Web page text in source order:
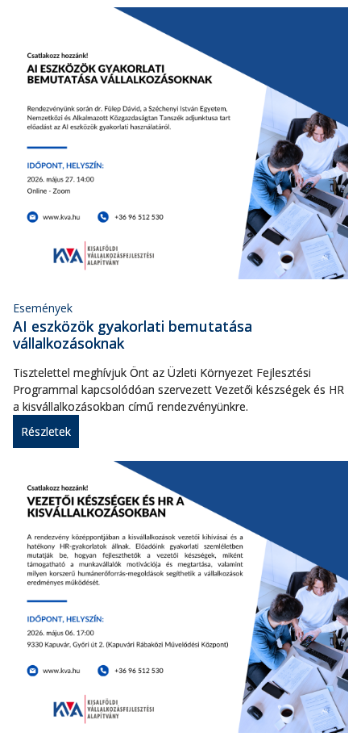
Események
AI eszközök gyakorlati bemutatása
vállalkozásoknak
Tisztelettel meghívjuk Önt az Üzleti Környezet Fejlesztési
Programmal kapcsolódóan szervezett Vezetői készségek és HR
a kisvállalkozásokban című rendezvényünkre.
Részletek